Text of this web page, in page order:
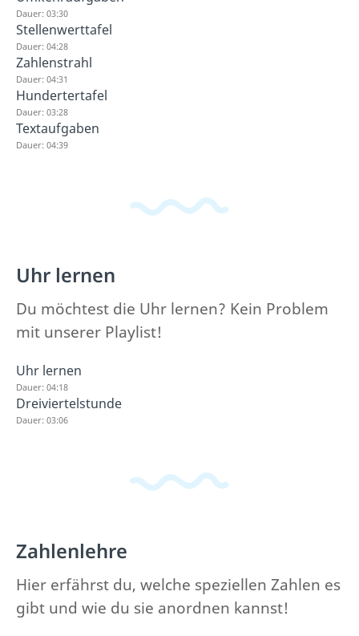
Dauer: 03:30
Stellenwerttafel
Dauer: 04:28
Zahlenstrahl
Dauer: 04:31
Hundertertafel
Dauer: 03:28
Textaufgaben
Dauer: 04:39
Uhr lernen
Du möchtest die Uhr lernen? Kein Problem
mit unserer Playlist!
Uhr lernen
Dauer: 04:18
Dreiviertelstunde
Dauer: 03:06
Zahlenlehre
Hier erfährst du, welche speziellen Zahlen es
gibt und wie du sie anordnen kannst!